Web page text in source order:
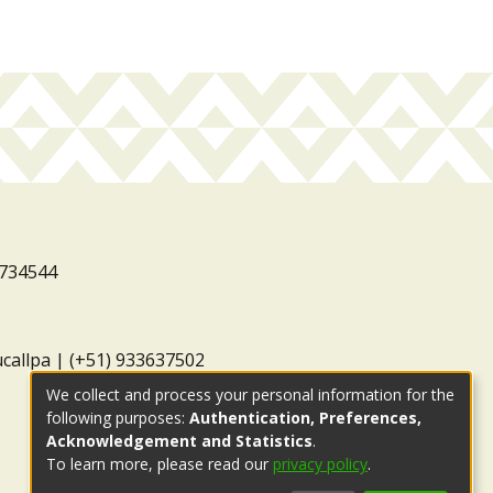
| (+51) 933637502
We collect and process your personal information for the
following purposes: Authentication, Preferences,
Acknowledgement and Statistics.
To learn more, please read our privacy policy.